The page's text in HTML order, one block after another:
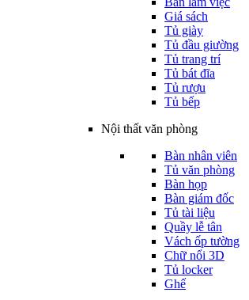
Giá sách
Tủ giày
Tủ đầu giường
Tủ trang trí
Tủ bát đĩa
Tủ rượu
Tủ bếp
Nội thất văn phòng
Bàn nhân viên
Tủ văn phòng
Bàn họp
Bàn giám đốc
Tủ tài liệu
Quầy lễ tân
Vách ốp tường
Chữ nổi 3D
Tủ locker
Ghế